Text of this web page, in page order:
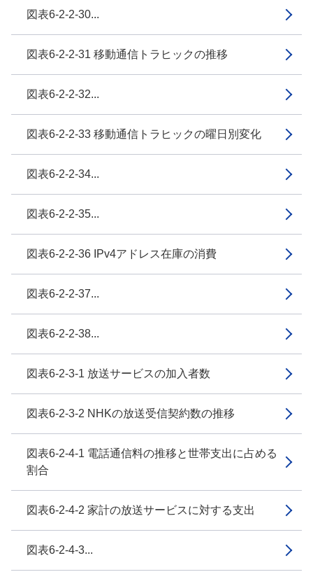
図表6-2-2-30...
図表6-2-2-31 移動通信トラヒックの推移
図表6-2-2-32...
図表6-2-2-33 移動通信トラヒックの曜日別変化
図表6-2-2-34...
図表6-2-2-35...
図表6-2-2-36 IPv4アドレス在庫の消費
図表6-2-2-37...
図表6-2-2-38...
図表6-2-3-1 放送サービスの加入者数
図表6-2-3-2 NHKの放送受信契約数の推移
図表6-2-4-1 電話通信料の推移と世帯支出に占める
割合
図表6-2-4-2 家計の放送サービスに対する支出
図表6-2-4-3...